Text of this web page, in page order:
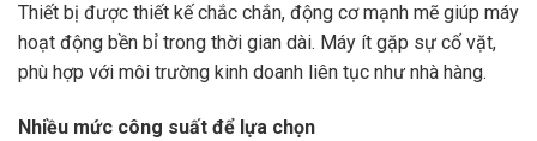
Thiết bị được thiết kế chắc chắn, động cơ mạnh mẽ giúp máy
hoạt động bền bỉ trong thời gian dài. Máy ít gặp sự cố vặt,
phù hợp với môi trường kinh doanh liên tục như nhà hàng.
Nhiều mức công suất để lựa chọn